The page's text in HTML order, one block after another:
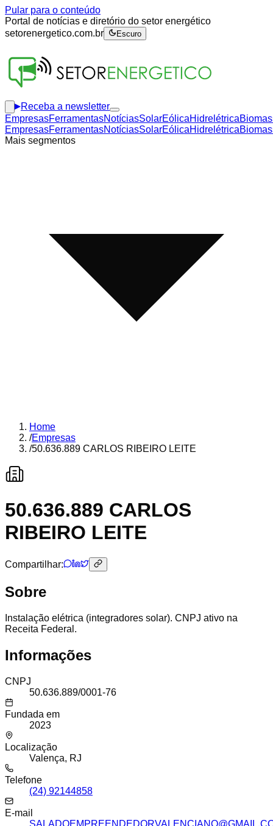
Pular para o conteúdo
Portal de notícias e diretório do setor energético
setorenergetico.com.br
Escuro
Receba a newsletter
EmpresasFerramentasNotíciasSolarEólicaHidrelétrica
EmpresasFerramentasNotíciasSolarEólicaHidrelétrica
Mais segmentos
Home
/Empresas
/50.636.889 CARLOS RIBEIRO LEITE
50.636.889 CARLOS
RIBEIRO LEITE
Compartilhar:
Sobre
Instalação elétrica (integradores solar). CNPJ ativo na
Receita Federal.
Informações
CNPJ
50.636.889/0001-76
Fundada em
2023
Localização
Valença, RJ
Telefone
(24) 92144858
E-mail